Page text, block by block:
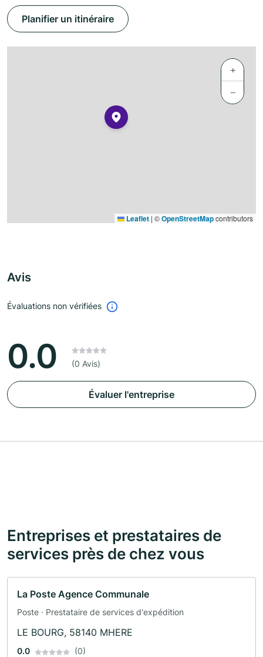
Planifier un itinéraire
+
−
Leaflet | ©OpenStreetMapcontributors
Avis
Évaluations non vérifiées
0.0 (0 Avis)
Évaluer l'entreprise
Entreprises et prestataires de
services près de chez vous
La Poste Agence Communale
Poste · Prestataire de services d'expédition
LE BOURG, 58140 MHERE
0.0 (0)